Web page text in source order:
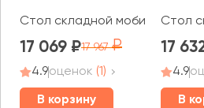
Стол складной мобильный
17 069 17 967
4.9оценок (1)
В корзину
Стол
17
4.9
В